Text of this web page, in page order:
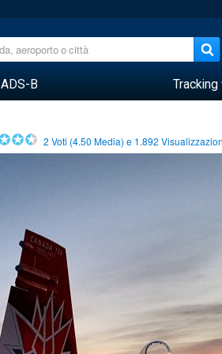
ADS-B Tracking
2 Voti (4.50 Media) e 1.892